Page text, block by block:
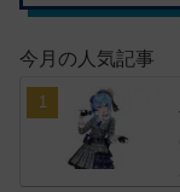
今月の人気記事